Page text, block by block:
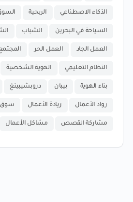
الذكاء الاصطناعي الربحية
السياحة في البحرين الشباب
العمل الجاد العمل الحر
النظام التعليمي الهوية الشخصية
بناء الهوية بيبان دروبشيبينغ
رواد الأعمال ريادة الأعمال سوق
مشاركة القصص مشاكل الأعمال